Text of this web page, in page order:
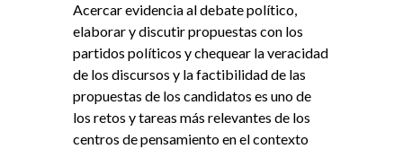
Acercar evidencia al debate político,
elaborar y discutir propuestas con los
partidos políticos y chequear la veracidad
de los discursos y la factibilidad de las
propuestas de los candidatos es uno de
los retos y tareas más relevantes de los
centros de pensamiento en el contexto